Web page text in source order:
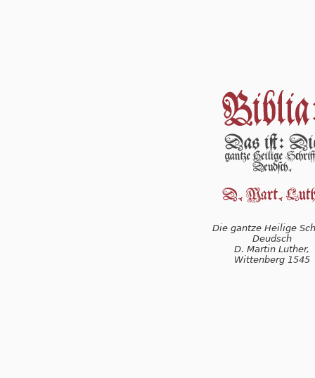
Die gantze Heilige
Deudsch
D. Martin Luther,
Wittenberg 1545